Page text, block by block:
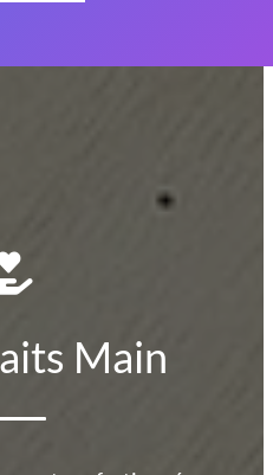
Main